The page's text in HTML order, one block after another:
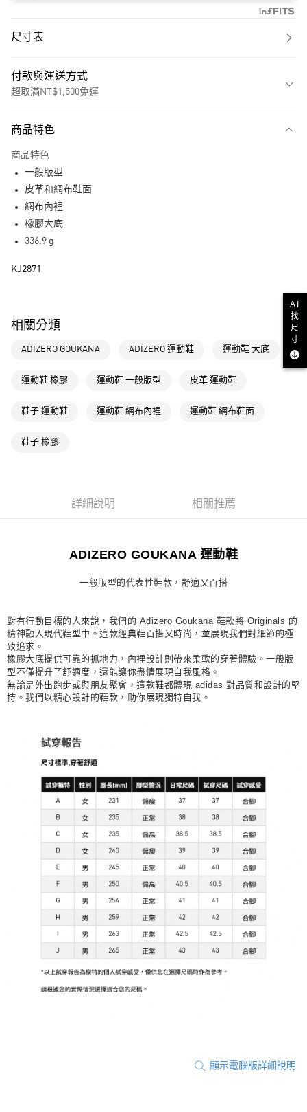
尺寸表
付款與運送方式
超取滿NT$1,500免運
LINE Pay
全家取貨付款
付款後全家取貨
每筆NT$80，滿NT$1,500(含以上)免運費
付款後萊爾富取貨
7-11取貨付款
每筆NT$80，滿NT$1,500(含以上)免運費
每筆NT$80，滿NT$1,500(含以上)免運費
商品特色
商品特色
一般版型
皮革和網布鞋面
網布內裡
橡膠大底
336.9 g
KJ2871
相關分類
ADIZERO GOUKANA ADIZERO 運動鞋 運動鞋 大底
運動鞋 橡膠 運動鞋 一般版型 皮革 運動鞋
鞋子 運動鞋 運動鞋 網布內裡 運動鞋 網布鞋面
鞋子 橡膠
詳細說明 相關推薦
ADIZERO GOUKANA 運動鞋
一般版型的代表性鞋款，舒適又百搭
對有行動目標的人來說，我們的 Adizero Goukana 鞋款將 Originals 的
精神融入現代鞋型中。這款經典鞋百搭又時尚，並展現我們對細節的極
致追求。
橡膠大底提供可靠的抓地力，內裡設計則帶來柔軟的穿著體驗。一般版
型不僅提升了舒適度，還能讓你盡情展現自我風格。
無論是外出跑步或與朋友聚會，這款鞋都體現 adidas 對品質和設計的堅
持。我們以精心設計的鞋款，助你展現獨特自我。
顯示電腦版詳細說明
AI
找
尺
寸